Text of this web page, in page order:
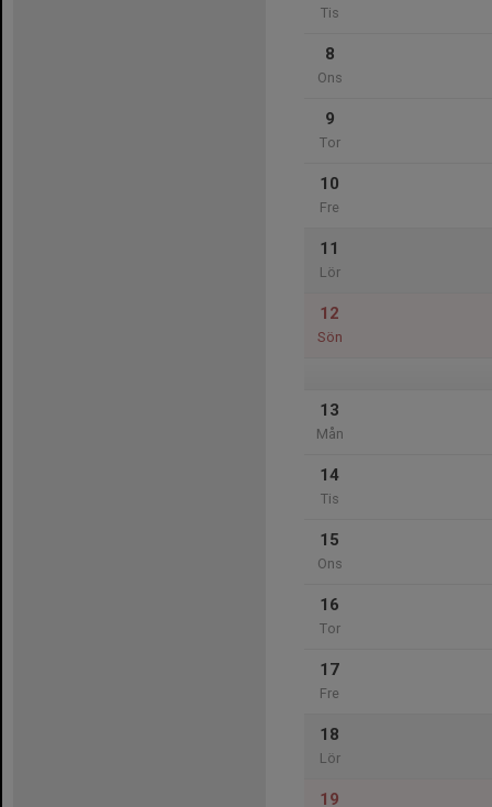
Tis
8
Ons
9
Tor
10
Fre
11
Lör
12
Sön
13
Mån
14
Tis
15
Ons
16
Tor
17
Fre
18
Lör
19